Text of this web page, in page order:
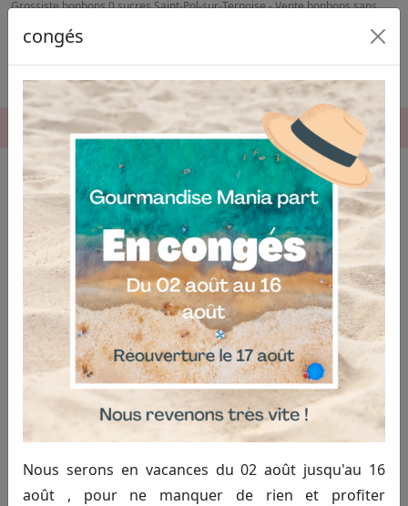
Grossiste bonbons 0 sucres Saint-Pol-sur-Ternoise - Vente bonbons sans
congés
Nous serons en vacances du 02 août jusqu'au 16
août , pour ne manquer de rien et profiter
06.04.03.19.74